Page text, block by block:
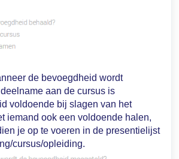
de bevoegdheid wordt
aan de cursus is
voldoende bij slagen van het
iemand ook een voldoende halen,
je op te voeren in de presentielijst
cursus/opleiding.